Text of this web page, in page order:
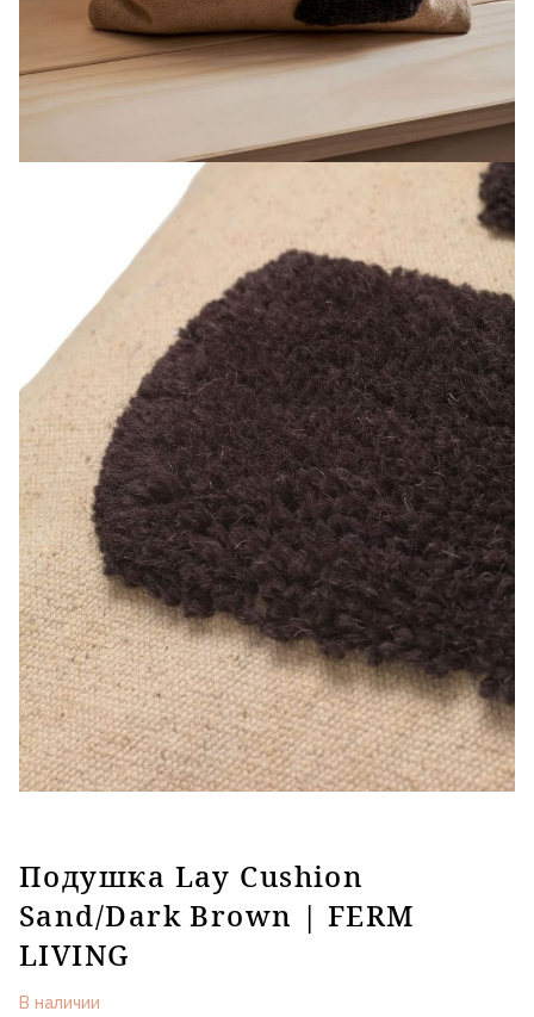
Подушка Lay Cushion
Sand/Dark Brown | FERM
LIVING
В наличии